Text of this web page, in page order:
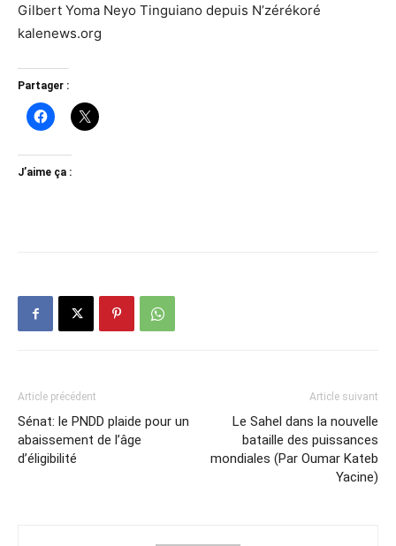
Gilbert Yoma Neyo Tinguiano depuis N’zérékoré
kalenews.org
Partager :
J’aime ça :
Article précédent
Sénat: le PNDD plaide pour un
abaissement de l’âge
d’éligibilité
Article suivant
Le Sahel dans la nouvelle
bataille des puissances
mondiales (Par Oumar Kateb
Yacine)